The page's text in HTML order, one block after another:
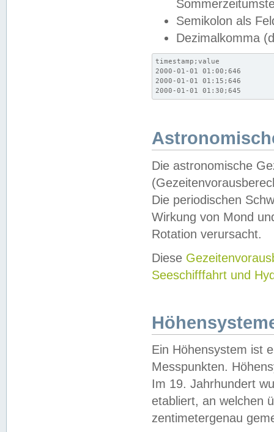
Semikolon als
Dezimalkomma
timestamp;value
2000-01-01 01:00;646
2000-01-01 01:15;646
2000-01-01 01:30;645
Die astronomische
Die periodischen
Wirkung von Mond
Rotation verursacht.
Diese
Seeschifffahrt und
Ein Höhensystem ist
Messpunkten.
Im 19. Jahrhundert
etabliert, an welchen
zentimetergenau